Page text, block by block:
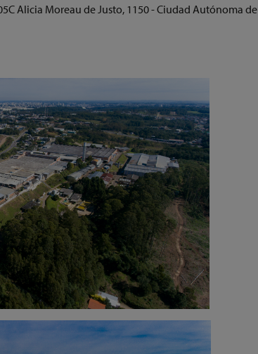
Alicia Moreau de Justo, 1150 - Ciudad Autónoma de